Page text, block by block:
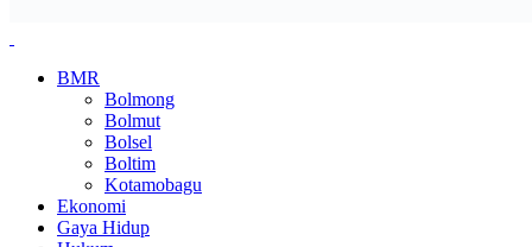
BMR
Bolmong
Bolmut
Bolsel
Boltim
Kotamobagu
Ekonomi
Gaya Hidup